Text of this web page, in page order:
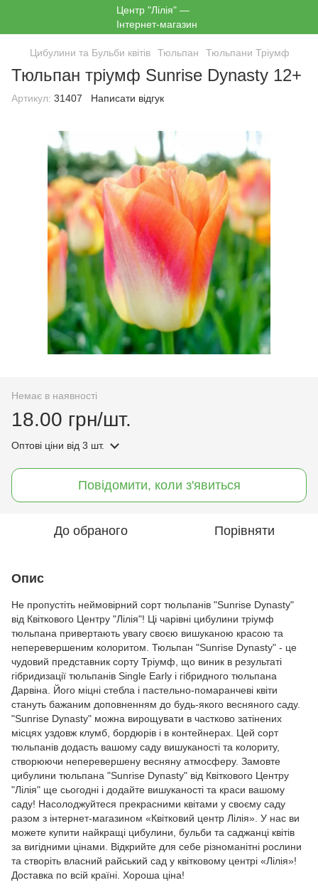
Цибулини та Бульби квітів Тюльпан Тюльпани Тріумф
Тюльпан тріумф Sunrise Dynasty 12+
Артикул: 31407 Написати відгук
Немає в наявності
18.00 грн/шт.
Оптові ціни від 3 шт.
Повідомити, коли з'явиться
До обраного Порівняти
Опис
Не пропустіть неймовірний сорт тюльпанів "Sunrise Dynasty"
від Квіткового Центру "Лілія"! Ці чарівні цибулини тріумф
тюльпана привертають увагу своєю вишуканою красою та
неперевершеним колоритом. Тюльпан "Sunrise Dynasty" - це
чудовий представник сорту Тріумф, що виник в результаті
гібридизації тюльпанів Single Early і гібридного тюльпана
Дарвіна. Його міцні стебла і пастельно-помаранчеві квіти
стануть бажаним доповненням до будь-якого весняного саду.
"Sunrise Dynasty" можна вирощувати в частково затінених
місцях уздовж клумб, бордюрів і в контейнерах. Цей сорт
тюльпанів додасть вашому саду вишуканості та колориту,
створюючи неперевершену весняну атмосферу. Замовте
цибулини тюльпана "Sunrise Dynasty" від Квіткового Центру
"Лілія" ще сьогодні і додайте вишуканості та краси вашому
саду! Насолоджуйтеся прекрасними квітами у своєму саду
разом з інтернет-магазином «Квітковий центр Лілія». У нас ви
можете купити найкращі цибулини, бульби та саджанці квітів
за вигідними цінами. Відкрийте для себе різноманітні рослини
та створіть власний райський сад у квітковому центрі «Лілія»!
Доставка по всій країні. Хороша ціна!